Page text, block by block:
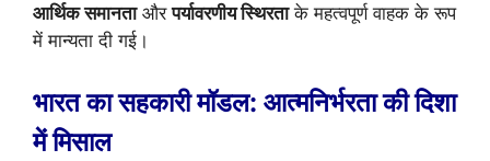
आर्थिक समानताऔरपर्यावरणीय स्थिरताके महत्वपूर्ण वाहक के रूप
में मान्यता दी गई।
भारत का सहकारी मॉडल: आत्मनिर्भरता की दिशा
में मिसाल